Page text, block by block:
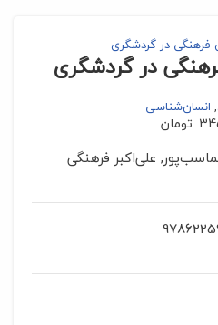
در گردشگری
, انسان‌شناسی
تومان
علی‌اکبر فرهنگی